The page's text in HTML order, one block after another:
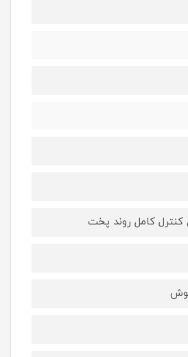
کنترل کامل روند پخت